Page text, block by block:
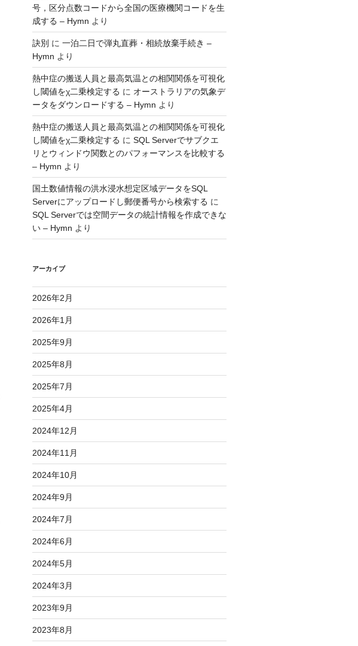
号，区分点数コードから全国の医療機関コードを生
成する – Hymn より
訣別 に 一泊二日で弾丸直葬・相続放棄手続き –
Hymn より
熱中症の搬送人員と最高気温との相関関係を可視化
し閾値をχ二乗検定する に オーストラリアの気象デ
ータをダウンロードする – Hymn より
熱中症の搬送人員と最高気温との相関関係を可視化
し閾値をχ二乗検定する に SQL Serverでサブクエ
リとウィンドウ関数とのパフォーマンスを比較する
– Hymn より
国土数値情報の洪水浸水想定区域データをSQL
Serverにアップロードし郵便番号から検索する に
SQL Serverでは空間データの統計情報を作成できな
い – Hymn より
アーカイブ
2026年2月
2026年1月
2025年9月
2025年8月
2025年7月
2025年4月
2024年12月
2024年11月
2024年10月
2024年9月
2024年7月
2024年6月
2024年5月
2024年3月
2023年9月
2023年8月